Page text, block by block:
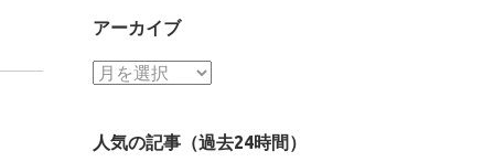
アーカイブ
ア
イ
人気の記事（過去24時間）